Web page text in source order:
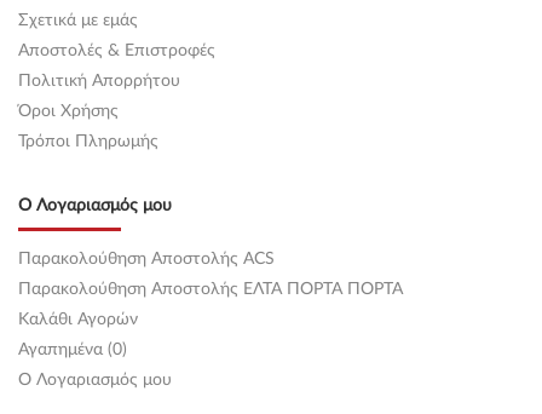
Σχετικά με εμάς
Αποστολές & Επιστροφές
Πολιτική Απορρήτου
Όροι Χρήσης
Τρόποι Πληρωμής
Ο Λογαριασμός μου
Παρακολούθηση Αποστολής ACS
Παρακολούθηση Αποστολής ΕΛΤΑ ΠΟΡΤΑ ΠΟΡΤΑ
Καλάθι Αγορών
Αγαπημένα (0)
O Λογαριασμός μου